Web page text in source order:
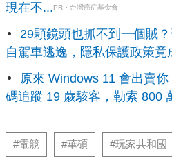
現在不...PR・台灣癌症基金會
29顆鏡頭也抓不到一個賊
自駕車逃逸，隱私保護政策
原來 Windows 11 會出賣
碼追蹤 19 歲駭客，勒索 800
#電競 #華碩 #玩家共和國